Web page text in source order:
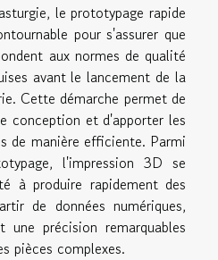
le prototypage rapide
pour s'assurer que
aux normes de qualité
avant le lancement de la
Cette démarche permet de
conception et d'apporter les
de manière efficiente. Parmi
l'impression 3D se
à produire rapidement des
de données numériques,
précision remarquables
pièces complexes.